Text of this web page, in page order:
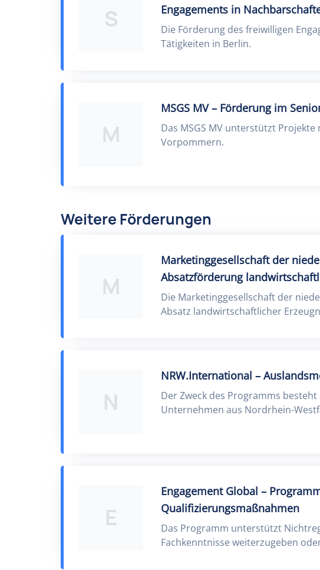
S
Engagements in
Die Förderung des freiwilligen
Tätigkeiten in Berlin.
M
MSGS MV – Förderung im
Das MSGS MV unterstützt
Vorpommern.
Weitere Förderungen
M
Marketinggesellschaft der
Absatzförderung
Die Marketinggesellschaft der
Absatz landwirtschaftlicher
N
NRW.International –
Der Zweck des Programms
Unternehmen aus Nordrhein-
E
Engagement Global –
Qualifizierungsmaßnahmen
Das Programm unterstützt
Fachkenntnisse weiterzugeben